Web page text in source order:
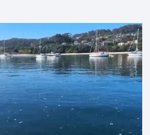
FRONTERA
“No hubo ni informe ni